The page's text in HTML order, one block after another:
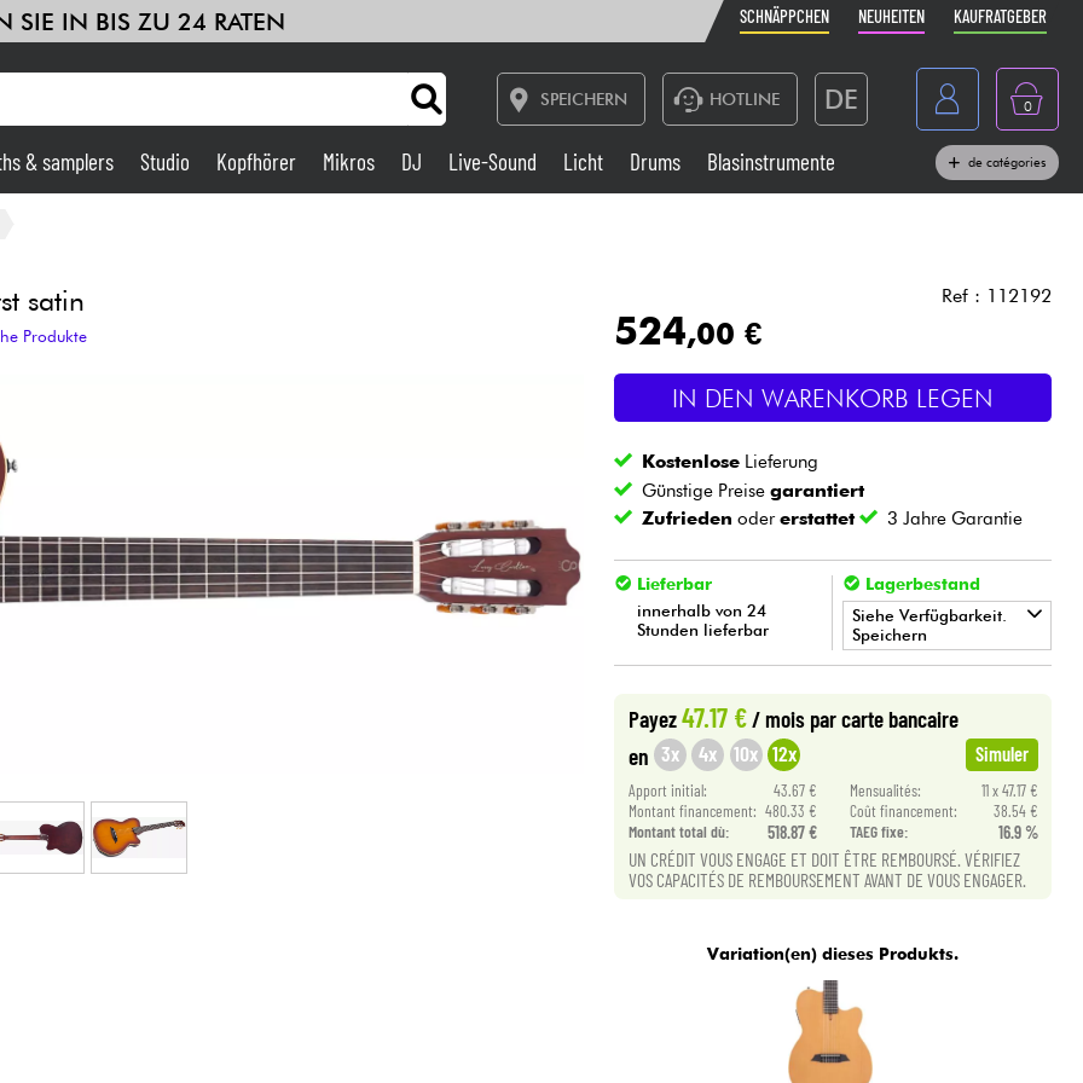
SIE IN BIS ZU 24 RATEN SCHNÄPPCHEN NEUHEITEN KAUFRATGEBER
SPEICHERN HOTLINE DE
Belgique
Nederland
0
Live-Sound
Blasinstrumente
Kabel & Zubehöre
Bundle
Sehen Sie sich unsere Marken an
& samplers Studio Kopfhörer Mikros DJ Live-Sound Licht Drums Blasinstrumente de catégories
satin
Produkte
Ref : 112192
524,00 €
IN DEN WARENKORB LEGEN
Kostenlose Lieferung
Günstige Preisegarantiert
Zufrieden odererstattet 3 Jahre Garantie
Lieferbar
innerhalb von 24
Stunden lieferbar
Lagerbestand
Siehe Verfügbarkeit.
Speichern
•
• Star SMusicLYON
Payez47.17 €/ mois par carte bancaire
en 3x 4x 10x 12x Simuler
Apport initial: 43.67 € Mensualités:
11 x 47.17 €
Montant financement: 480.33 € Coût financement:
38.54 €
Montant total dù:
518.87 € TAEG fixe: 16.9 %
UN CRÉDIT VOUS ENGAGE ET DOIT ÊTRE REMBOURSÉ. VÉRIFIEZ
VOS CAPACITÉS DE REMBOURSEMENT AVANT DE VOUS ENGAGER.
Variation(en) dieses Produkts.